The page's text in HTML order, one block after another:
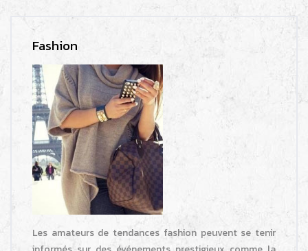
Fashion
Les amateurs de tendances fashion peuvent se tenir